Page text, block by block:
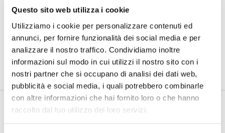
Questo sito web utilizza i cookie
Utilizziamo i cookie per personalizzare contenuti ed
annunci, per fornire funzionalità dei social media e per
analizzare il nostro traffico. Condividiamo inoltre
informazioni sul modo in cui utilizzi il nostro sito con i
nostri partner che si occupano di analisi dei dati web,
pubblicità e social media, i quali potrebbero combinarle
con altre informazioni che hai fornito loro o che hanno
raccolto dal tuo utilizzo dei loro servizi.
Giuppa (BCC Roma): “Da senzatetto
diventa lavoro”
di Flavio Padovan, Maddalena Libertini -Restituire una
possibilità di lavoro a persone senza dimora e, nello stesso
tempo, c...